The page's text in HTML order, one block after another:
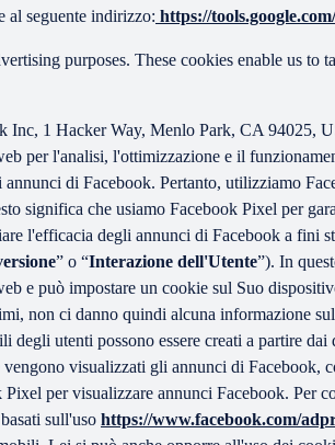
al seguente indirizzo: https://
purposes. These cookies enable us
Inc, 1 Hacker Way, Menlo Park, CA 94025,
per l'analisi, l'ottimizzazione e il
di Facebook. Pertanto, utilizziamo
significa che usiamo Facebook Pixel per
l'efficacia degli annunci di Facebook a
” o “Interazione dell'Utente”). In
e può impostare un cookie sul Suo
non ci danno quindi alcuna informazione
utenti possono essere creati a partire
visualizzati gli annunci di Facebook,
per visualizzare annunci Facebook. Per
sull'uso https://www.facebook.com/